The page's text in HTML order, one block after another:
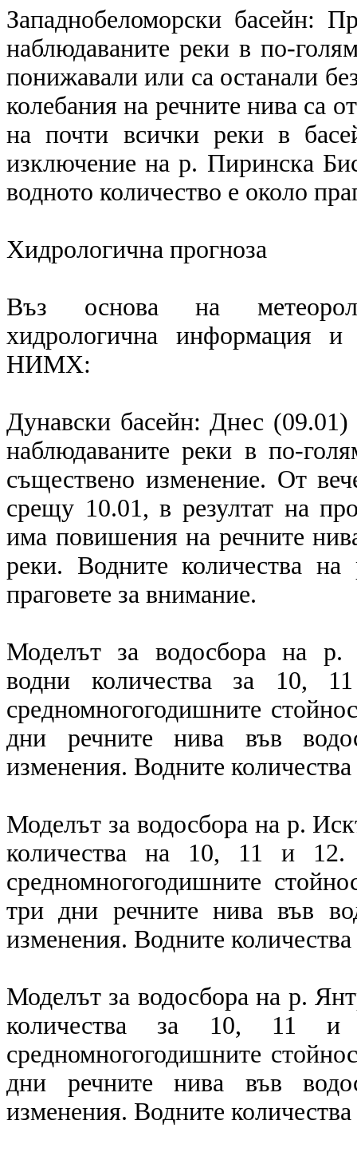
Западнобеломорски басейн:
наблюдаваните реки в по-
понижавали или са останали
колебания на речните нива са
на почти всички реки в
изключение на р. Пиринска
водното количество е около
Хидрологична прогноза
Въз основа на
хидрологична информация и
НИМХ:
Дунавски басейн: Днес
наблюдаваните реки в по-
съществено изменение. От
срещу 10.01, в резултат на
има повишения на речните
реки. Водните количества
праговете за внимание.
Моделът за водосбора на р.
водни количества за 10,
средномногогодишните
дни речните нива във
изменения. Водните
Моделът за водосбора на р.
количества на 10, 11 и
средномногогодишните
три дни речните нива във
изменения. Водните
Моделът за водосбора на р.
количества за 10, 11 и
средномногогодишните
дни речните нива във
изменения. Водните